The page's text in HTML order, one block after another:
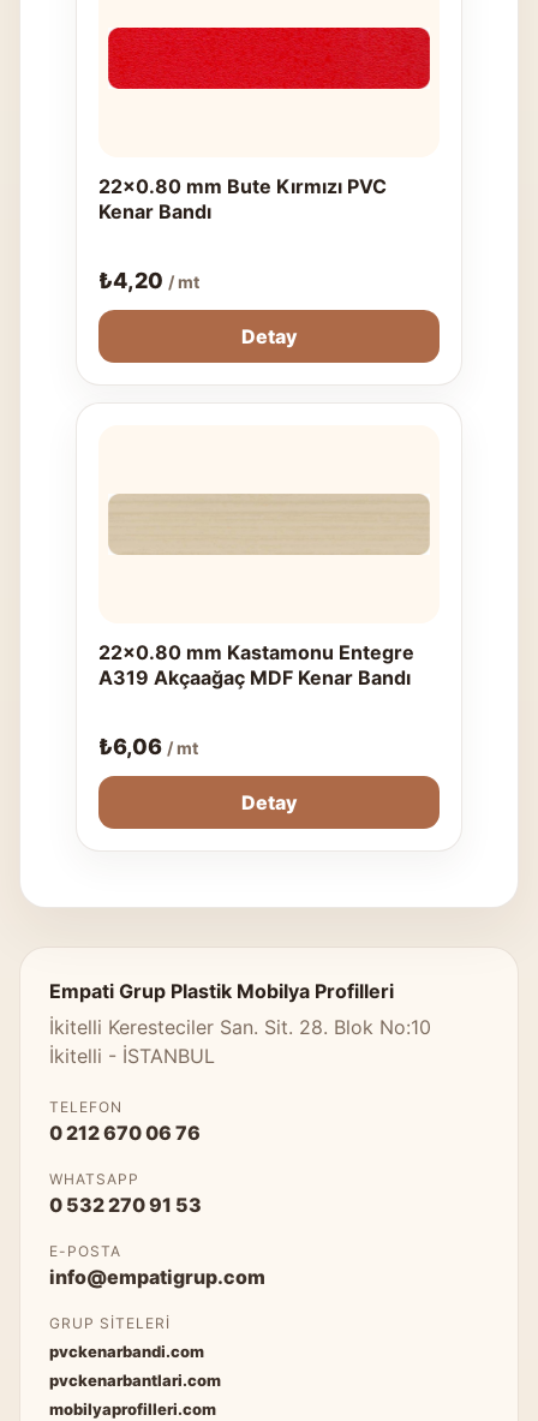
22x0.80 mm Bute Kırmızı PVC
Kenar Bandı
₺4,20 / mt
Detay
22x0.80 mm Kastamonu Entegre
A319 Akçaağaç MDF Kenar Bandı
₺6,06 / mt
Detay
Empati Grup Plastik Mobilya Profilleri
İkitelli Keresteciler San. Sit. 28. Blok No:10
İkitelli - İSTANBUL
TELEFON
0 212 670 06 76
WHATSAPP
0 532 270 91 53
E-POSTA
info@empatigrup.com
GRUP SITELERI
pvckenarbandi.com
pvckenarbantlari.com
mobilyaprofilleri.com